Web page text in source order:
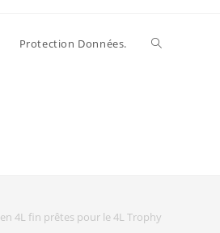
Protection Données.
4L fin prêtes pour le 4L Trophy